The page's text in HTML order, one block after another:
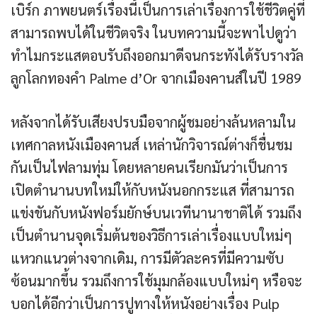
เบิร์ก ภาพยนตร์เรื่องนี้เป็นการเล่าเรื่องการใช้ชีวิตคู่ที่
สามารถพบได้ในชีวิตจริง ในบทความนี้จะพาไปดูว่า
ทำไมกระแสตอบรับถึงออกมาดีจนกระทังได้รับรางวัล
ลูกโลกทองคำ Palme d’Or จากเมืองคานส์ในปี 1989
หลังจากได้รับเสียงปรบมือจากผู้ชมอย่างล้นหลามใน
เทศกาลหนังเมืองคานส์ เหล่านักวิจารณ์ต่างก็ชื่นชม
กันเป็นไฟลามทุ่ม โดยหลายคนเรียกมันว่าเป็นการ
เปิดตำนานบทใหม่ให้กับหนังนอกกระแส ที่สามารถ
แข่งขันกับหนังฟอร์มยักษ์บนเวทีนานาชาติได้ รวมถึง
เป็นตำนานจุดเริ่มต้นของวิธีการเล่าเรื่องแบบใหม่ๆ
แหวกแนวต่างจากเดิม, การมีตัวละครที่มีความซับ
ซ้อนมากขึ้น รวมถึงการใช้มุมกล้องแบบใหม่ๆ หรือจะ
บอกได้อีกว่าเป็นการปูทางให้หนังอย่างเรื่อง Pulp